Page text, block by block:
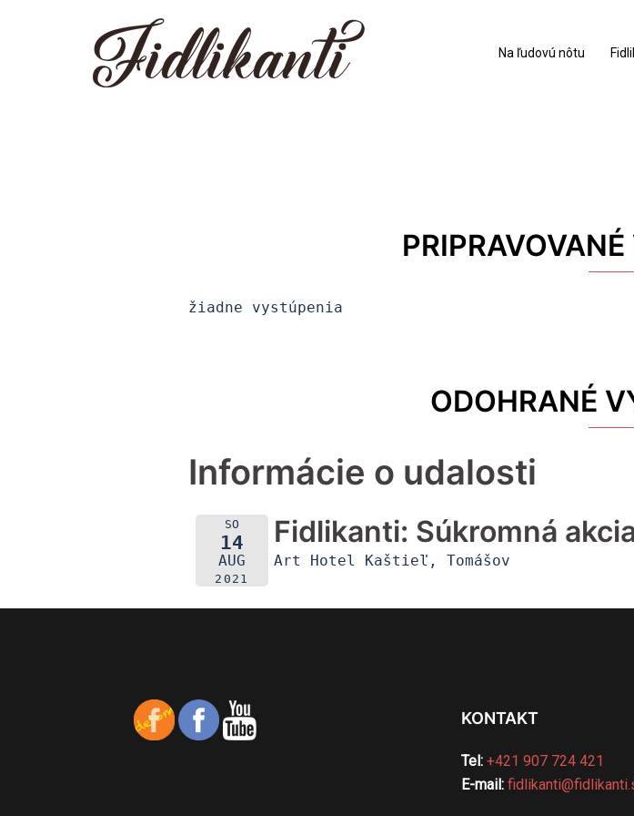
Na ľudovú nôtu
žiadne vystúpenia
ODOHRANÉ
Informácie o udalosti
SO
14
AUG
2021
Fidlikanti: Súkromná
Art Hotel Kaštieľ, Tomášov
KONTAKT
Tel: +421 907 724 421
E-mail: